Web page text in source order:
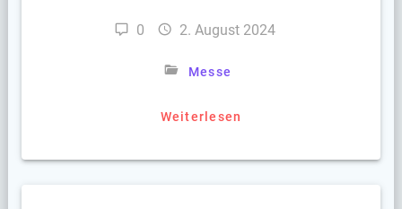
0 2. August 2024
Messe
Weiterlesen